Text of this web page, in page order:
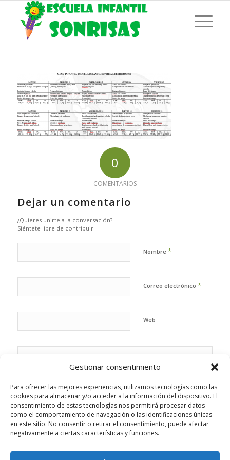
Gestionar consentimiento
Para ofrecer las mejores experiencias, utilizamos tecnologías como las
cookies para almacenar y/o acceder a la información del dispositivo. El
consentimiento de estas tecnologías nos permitirá procesar datos
como el comportamiento de navegación o las identificaciones únicas
en este sitio. No consentir o retirar el consentimiento, puede afectar
negativamente a ciertas características y funciones.
0
COMENTARIOS
Dejar un comentario
¿Quieres unirte a la conversación?
Siéntete libre de contribuir!
Nombre *
Correo electrónico *
Web